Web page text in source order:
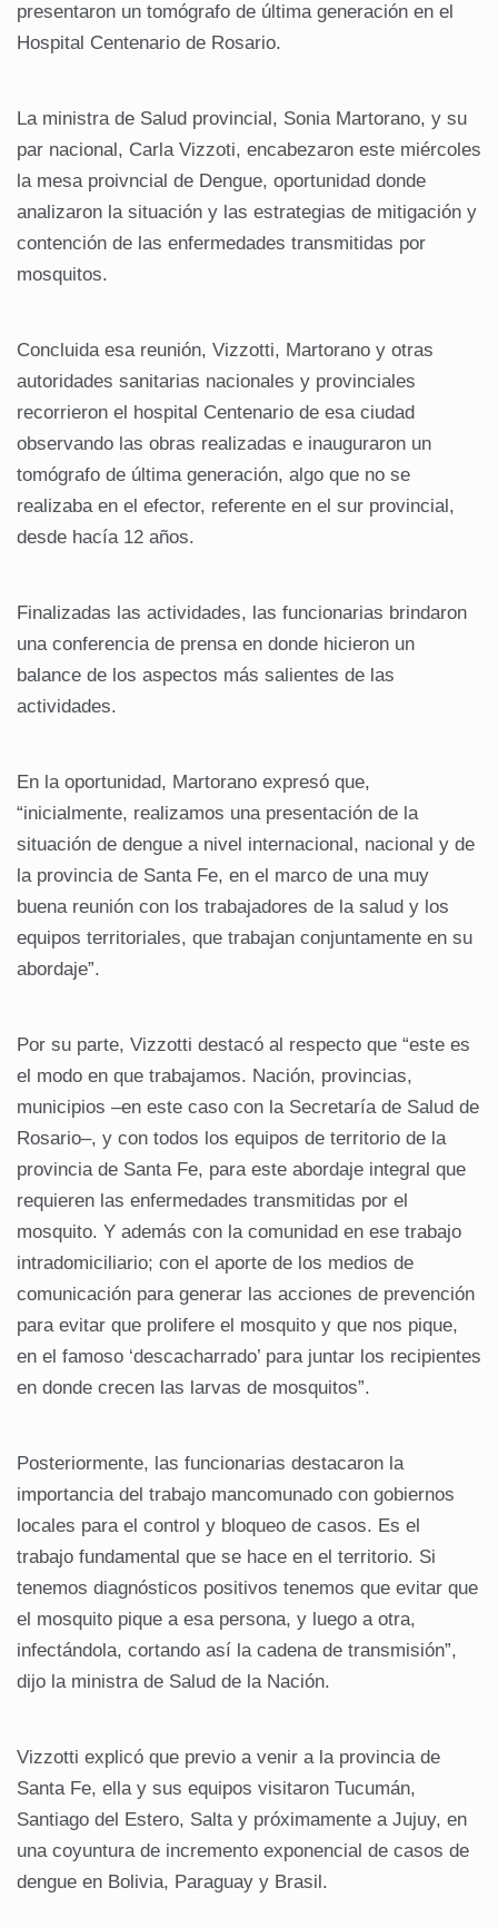
presentaron un tomógrafo de última generación en el
Hospital Centenario de Rosario.
La ministra de Salud provincial, Sonia Martorano, y su
par nacional, Carla Vizzoti, encabezaron este miércoles
la mesa proivncial de Dengue, oportunidad donde
analizaron la situación y las estrategias de mitigación y
contención de las enfermedades transmitidas por
mosquitos.
Concluida esa reunión, Vizzotti, Martorano y otras
autoridades sanitarias nacionales y provinciales
recorrieron el hospital Centenario de esa ciudad
observando las obras realizadas e inauguraron un
tomógrafo de última generación, algo que no se
realizaba en el efector, referente en el sur provincial,
desde hacía 12 años.
Finalizadas las actividades, las funcionarias brindaron
una conferencia de prensa en donde hicieron un
balance de los aspectos más salientes de las
actividades.
En la oportunidad, Martorano expresó que,
“inicialmente, realizamos una presentación de la
situación de dengue a nivel internacional, nacional y de
la provincia de Santa Fe, en el marco de una muy
buena reunión con los trabajadores de la salud y los
equipos territoriales, que trabajan conjuntamente en su
abordaje”.
Por su parte, Vizzotti destacó al respecto que “este es
el modo en que trabajamos. Nación, provincias,
municipios –en este caso con la Secretaría de Salud de
Rosario–, y con todos los equipos de territorio de la
provincia de Santa Fe, para este abordaje integral que
requieren las enfermedades transmitidas por el
mosquito. Y además con la comunidad en ese trabajo
intradomiciliario; con el aporte de los medios de
comunicación para generar las acciones de prevención
para evitar que prolifere el mosquito y que nos pique,
en el famoso ‘descacharrado’ para juntar los recipientes
en donde crecen las larvas de mosquitos”.
Posteriormente, las funcionarias destacaron la
importancia del trabajo mancomunado con gobiernos
locales para el control y bloqueo de casos. Es el
trabajo fundamental que se hace en el territorio. Si
tenemos diagnósticos positivos tenemos que evitar que
el mosquito pique a esa persona, y luego a otra,
infectándola, cortando así la cadena de transmisión”,
dijo la ministra de Salud de la Nación.
Vizzotti explicó que previo a venir a la provincia de
Santa Fe, ella y sus equipos visitaron Tucumán,
Santiago del Estero, Salta y próximamente a Jujuy, en
una coyuntura de incremento exponencial de casos de
dengue en Bolivia, Paraguay y Brasil.